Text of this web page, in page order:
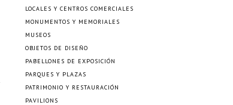
LOCALES Y CENTROS COMERCIALES
MONUMENTOS Y MEMORIALES
MUSEOS
OBJETOS DE DISEÑO
PABELLONES DE EXPOSICIÓN
PARQUES Y PLAZAS
PATRIMONIO Y RESTAURACIÓN
PAVILIONS